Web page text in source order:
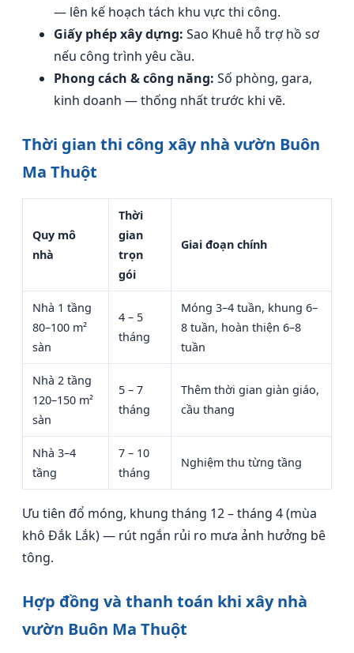
— lên kế hoạch tách khu vực thi công.
Giấy phép xây dựng: Sao Khuê hỗ trợ hồ sơ
nếu công trình yêu cầu.
Phong cách & công năng: Số phòng, gara,
kinh doanh — thống nhất trước khi vẽ.
Thời gian thi công xây nhà vườn Buôn
Ma Thuột
Quy mô
nhà
Thời
gian
trọn
gói
Giai đoạn chính
Nhà 1 tầng
80–100 m²
sàn
4 – 5
tháng
Móng 3–4 tuần, khung 6–
8 tuần, hoàn thiện 6–8
tuần
Nhà 2 tầng
120–150 m²
sàn
5 – 7
tháng
Thêm thời gian giàn giáo,
cầu thang
Nhà 3–4
tầng
7 – 10
tháng
Nghiệm thu từng tầng
Ưu tiên đổ móng, khung tháng 12 – tháng 4 (mùa
khô Đắk Lắk) — rút ngắn rủi ro mưa ảnh hưởng bê
tông.
Hợp đồng và thanh toán khi xây nhà
vườn Buôn Ma Thuột